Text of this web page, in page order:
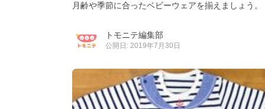
月齢や季節に合ったベビーウェアを揃えましょう。
トモニテ編集部
公開日: 2019年7月30日